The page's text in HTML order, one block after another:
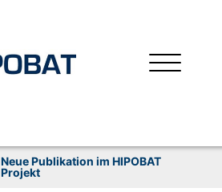
Neue Publikation im HIPOBAT
Projekt